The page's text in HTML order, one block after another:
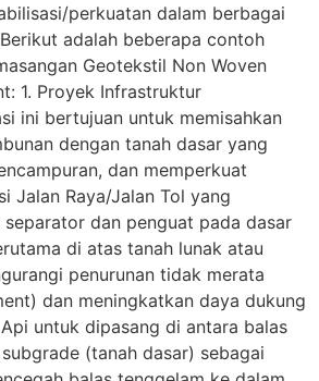
perkuatan dalam berbagai
adalah beberapa contoh
Geotekstil Non Woven
1. Proyek Infrastruktur
ini bertujuan untuk memisahkan
dengan tanah dasar yang
dan memperkuat
Jalan Raya/Jalan Tol yang
dan penguat pada dasar
di atas tanah lunak atau
penurunan tidak merata
dan meningkatkan daya dukung
untuk dipasang di antara balas
(tanah dasar) sebagai